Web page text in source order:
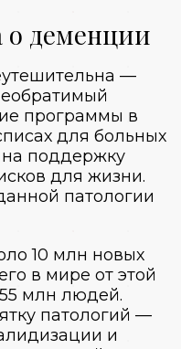
о деменции
—
программы в
для больных
поддержку
для жизни.
патологии
10 млн новых
в мире от этой
млн людей.
патологий —
и